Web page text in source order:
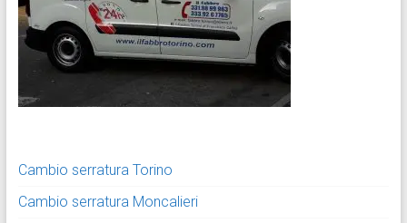
Cambio serratura Torino
Cambio serratura Moncalieri